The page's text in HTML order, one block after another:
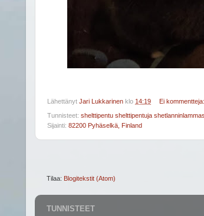
Lähettänyt Jari Lukkarinen klo 14:19 Ei kommentteja:
Tunnisteet: shelttipentu shelttipentuja
Sijainti: 82200 Pyhäselkä, Finland
Tilaa: Blogitekstit (Atom)
TUNNISTEET